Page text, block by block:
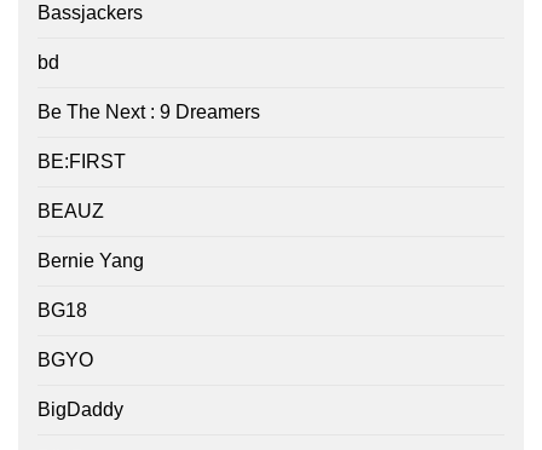
Bassjackers
bd
Be The Next : 9 Dreamers
BE:FIRST
BEAUZ
Bernie Yang
BG18
BGYO
BigDaddy